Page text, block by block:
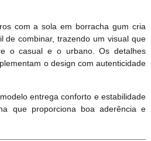
com a sola em borracha gum cria
de combinar, trazendo um visual que
o casual e o urbano. Os detalhes
o design com autenticidade
entrega conforto e estabilidade
que proporciona boa aderência e